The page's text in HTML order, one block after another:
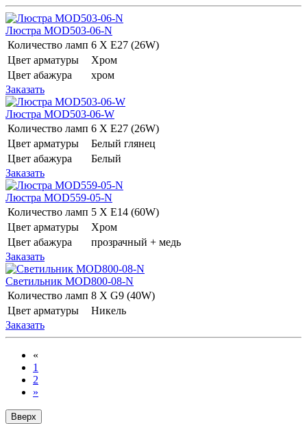
Люстра MOD503-06-N
Количество ламп 6 Х E27 (26W)
Цвет арматуры
Хром
Цвет абажура
хром
Заказать
Люстра MOD503-06-W
Количество ламп 6 Х E27 (26W)
Цвет арматуры
Белый глянец
Цвет абажура
Белый
Заказать
Люстра MOD559-05-N
Количество ламп 5 Х E14 (60W)
Цвет арматуры
Хром
Цвет абажура
прозрачный + медь
Заказать
Светильник MOD800-08-N
Количество ламп 8 Х G9 (40W)
Цвет арматуры
Никель
Заказать
«
1
2
»
Вверх